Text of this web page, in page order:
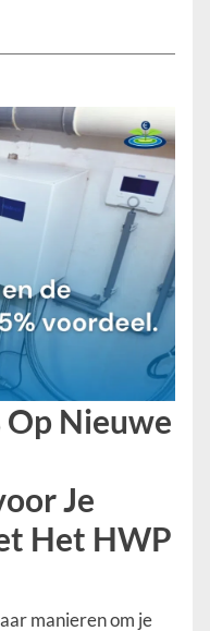
Op Nieuwe
Je
Het HWP
manieren om je